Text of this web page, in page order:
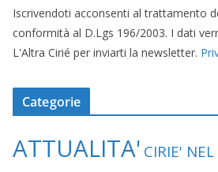
Iscrivendoti acconsenti al trattamento
conformità al D.Lgs 196/2003. I dati
L'Altra Cirié per inviarti la newsletter.
Categorie
ATTUALITA' CIRIE'